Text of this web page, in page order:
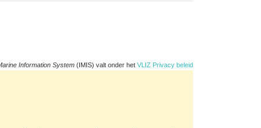
Information System (IMIS) valt onder het VLIZ Privacy beleid